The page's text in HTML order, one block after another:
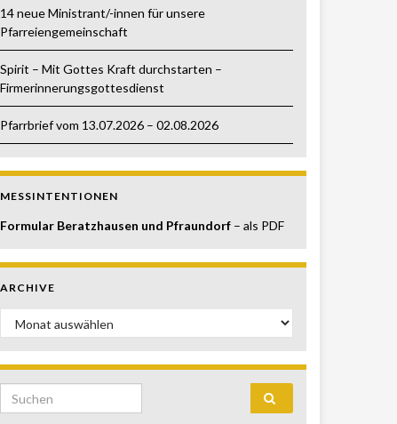
14 neue Ministrant/-innen für unsere
Pfarreiengemeinschaft
Spirit – Mit Gottes Kraft durchstarten –
Firmerinnerungsgottesdienst
Pfarrbrief vom 13.07.2026 – 02.08.2026
MESSINTENTIONEN
Formular Beratzhausen und Pfraundorf – als PDF
ARCHIVE
Archive
Search for: